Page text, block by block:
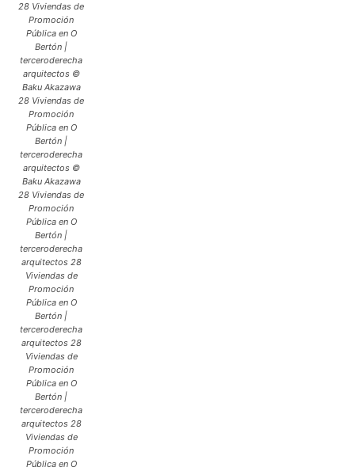
28 Viviendas de
Promoción
Pública en O
Bertón |
terceroderecha
arquitectos ©
Baku Akazawa
28 Viviendas de
Promoción
Pública en O
Bertón |
terceroderecha
arquitectos ©
Baku Akazawa
28 Viviendas de
Promoción
Pública en O
Bertón |
terceroderecha
arquitectos 28
Viviendas de
Promoción
Pública en O
Bertón |
terceroderecha
arquitectos 28
Viviendas de
Promoción
Pública en O
Bertón |
terceroderecha
arquitectos 28
Viviendas de
Promoción
Pública en O